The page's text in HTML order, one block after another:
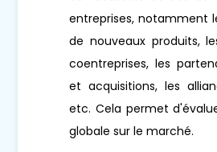
entreprises, notamment
de nouveaux produits,
coentreprises, les
et acquisitions, les
etc. Cela permet
globale sur le marché.